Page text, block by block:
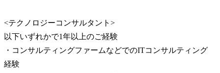
<テクノロジーコンサルタント>
以下いずれかで1年以上のご経験
・コンサルティングファームなどでのITコンサルティング
経験